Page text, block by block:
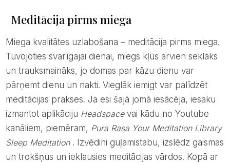
Meditācija pirms miega
Miega kvalitātes uzlabošana – meditācija pirms miega.
Tuvojoties svarīgajai dienai, miegs kļūs arvien seklāks
un trauksmaināks, jo domas par kāzu dienu var
pārņemt dienu un nakti. Vieglāk iemigt var palīdzēt
meditācijas prakses. Ja esi šajā jomā iesācēja, iesaku
izmantot aplikāciju Headspacevai kādu no Youtube
kanāliem, piemēram, Pura Rasa Your Meditation Library
Sleep Meditation. Izvēdini guļamistabu, izslēdz gaismas
un trokšņus un ieklausies meditācijas vārdos. Kopā ar